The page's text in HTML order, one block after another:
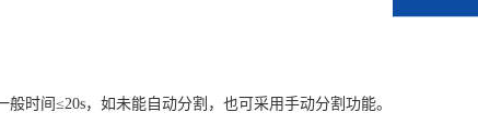
间≤20s，如未能自动分割，也可采用手动分割功能。